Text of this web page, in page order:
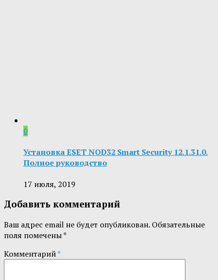
0
Установка ESET NOD32 Smart Security 12.1.31.0.
Полное руководство
17 июля, 2019
Добавить комментарий
Ваш адрес email не будет опубликован. Обязательные
поля помечены*
Комментарий*